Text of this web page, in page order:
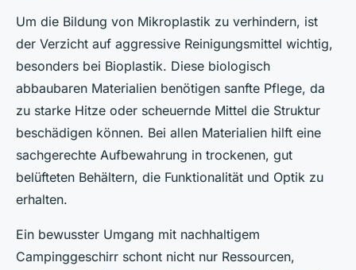
Um die Bildung von Mikroplastik zu verhindern, ist
der Verzicht auf aggressive Reinigungsmittel wichtig,
besonders bei Bioplastik. Diese biologisch
abbaubaren Materialien benötigen sanfte Pflege, da
zu starke Hitze oder scheuernde Mittel die Struktur
beschädigen können. Bei allen Materialien hilft eine
sachgerechte Aufbewahrung in trockenen, gut
belüfteten Behältern, die Funktionalität und Optik zu
erhalten.
Ein bewusster Umgang mit nachhaltigem
Campinggeschirr schont nicht nur Ressourcen,